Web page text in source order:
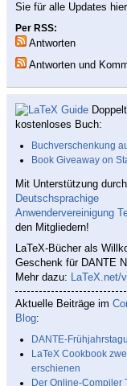
Sie für alle Updates
Per RSS:
Antworten
Antworten und
kostenloses Buch:
Buchverschenkung
Book Giveaway on
Mit Unterstützung durch
Deutschsprachige
Anwendervereinigung
den Mitgliedern!
LaTeX-Bücher als
Geschenk für DANTE
Mehr dazu: LaTeX.net/
Aktuelle Beiträge im
Blog:
DANTE-
LaTeX Cookbook
erschienen
Der Online-Compiler